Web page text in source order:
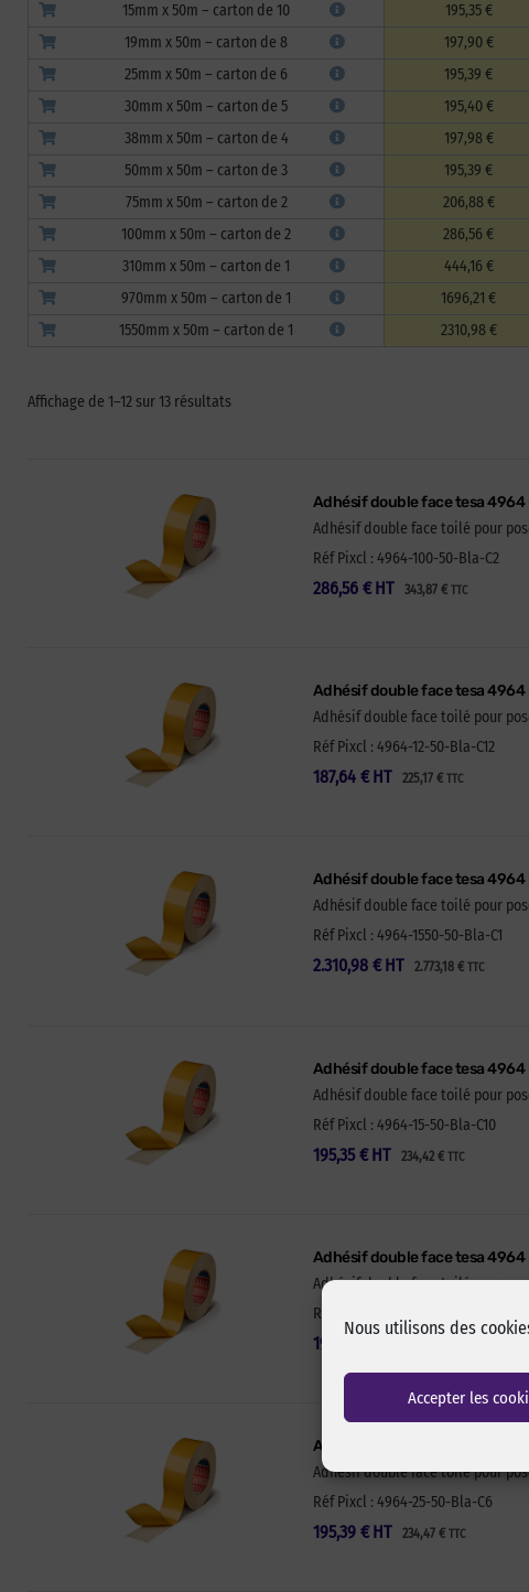
Nous utilisons des
Accepter les
15mm x 50m – carton de 10
195,35 €
19mm x 50m – carton de 8
197,90 €
25mm x 50m – carton de 6
195,39 €
30mm x 50m – carton de 5
195,40 €
38mm x 50m – carton de 4
197,98 €
50mm x 50m – carton de 3
195,39 €
75mm x 50m – carton de 2
206,88 €
100mm x 50m – carton de 2
286,56 €
310mm x 50m – carton de 1
444,16 €
970mm x 50m – carton de 1
1696,21 €
1550mm x 50m – carton de 1
2310,98 €
Affichage de 1–12 sur 13 résultats
Adhésif double face tesa 4964
Adhésif double face toilé pour
Réf Pixcl : 4964-100-50-Bla-C2
286,56 € 343,87 €TTC
HT
Adhésif double face tesa 4964
Adhésif double face toilé pour
Réf Pixcl : 4964-12-50-Bla-C12
187,64 € 225,17 €TTC
HT
Adhésif double face tesa 4964
Adhésif double face toilé pour
Réf Pixcl : 4964-1550-50-Bla-C1
2.310,98 € 2.773,18 €TTC
HT
Adhésif double face tesa 4964
Adhésif double face toilé pour
Réf Pixcl : 4964-15-50-Bla-C10
195,35 € 234,42 €TTC
HT
Adhésif double face tesa 4964
Adhésif double face toilé pour
Réf Pixcl : 4964-19-50-Bla-C8
197,90
Adhésif double face tesa
Adhésif double face toilé pour
Réf Pixcl : 4964-25-50-Bla-C6
195,39 € 234,47 €TTC
HT